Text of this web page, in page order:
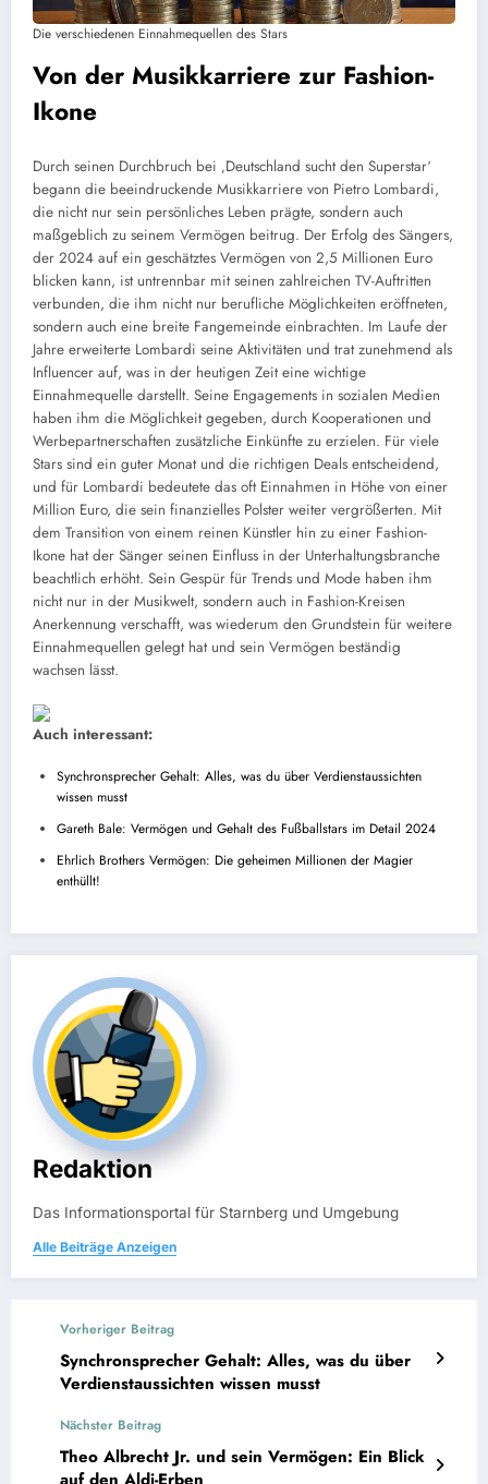
Die verschiedenen Einnahmequellen des Stars
Von der Musikkarriere zur Fashion-
Ikone
Durch seinen Durchbruch bei ‚Deutschland sucht den Superstar‘
begann die beeindruckende Musikkarriere von Pietro Lombardi,
die nicht nur sein persönliches Leben prägte, sondern auch
maßgeblich zu seinem Vermögen beitrug. Der Erfolg des Sängers,
der 2024 auf ein geschätztes Vermögen von 2,5 Millionen Euro
blicken kann, ist untrennbar mit seinen zahlreichen TV-Auftritten
verbunden, die ihm nicht nur berufliche Möglichkeiten eröffneten,
sondern auch eine breite Fangemeinde einbrachten. Im Laufe der
Jahre erweiterte Lombardi seine Aktivitäten und trat zunehmend als
Influencer auf, was in der heutigen Zeit eine wichtige
Einnahmequelle darstellt. Seine Engagements in sozialen Medien
haben ihm die Möglichkeit gegeben, durch Kooperationen und
Werbepartnerschaften zusätzliche Einkünfte zu erzielen. Für viele
Stars sind ein guter Monat und die richtigen Deals entscheidend,
und für Lombardi bedeutete das oft Einnahmen in Höhe von einer
Million Euro, die sein finanzielles Polster weiter vergrößerten. Mit
dem Transition von einem reinen Künstler hin zu einer Fashion-
Ikone hat der Sänger seinen Einfluss in der Unterhaltungsbranche
beachtlich erhöht. Sein Gespür für Trends und Mode haben ihm
nicht nur in der Musikwelt, sondern auch in Fashion-Kreisen
Anerkennung verschafft, was wiederum den Grundstein für weitere
Einnahmequellen gelegt hat und sein Vermögen beständig
wachsen lässt.
Auch interessant:
Synchronsprecher Gehalt: Alles, was du über Verdienstaussichten
wissen musst
Gareth Bale: Vermögen und Gehalt des Fußballstars im Detail 2024
Ehrlich Brothers Vermögen: Die geheimen Millionen der Magier
enthüllt!
Redaktion
Das Informationsportal für Starnberg und Umgebung
Alle Beiträge Anzeigen
Vorheriger Beitrag
Synchronsprecher Gehalt: Alles, was du über
Verdienstaussichten wissen musst
Nächster Beitrag
Theo Albrecht Jr. und sein Vermögen: Ein Blick